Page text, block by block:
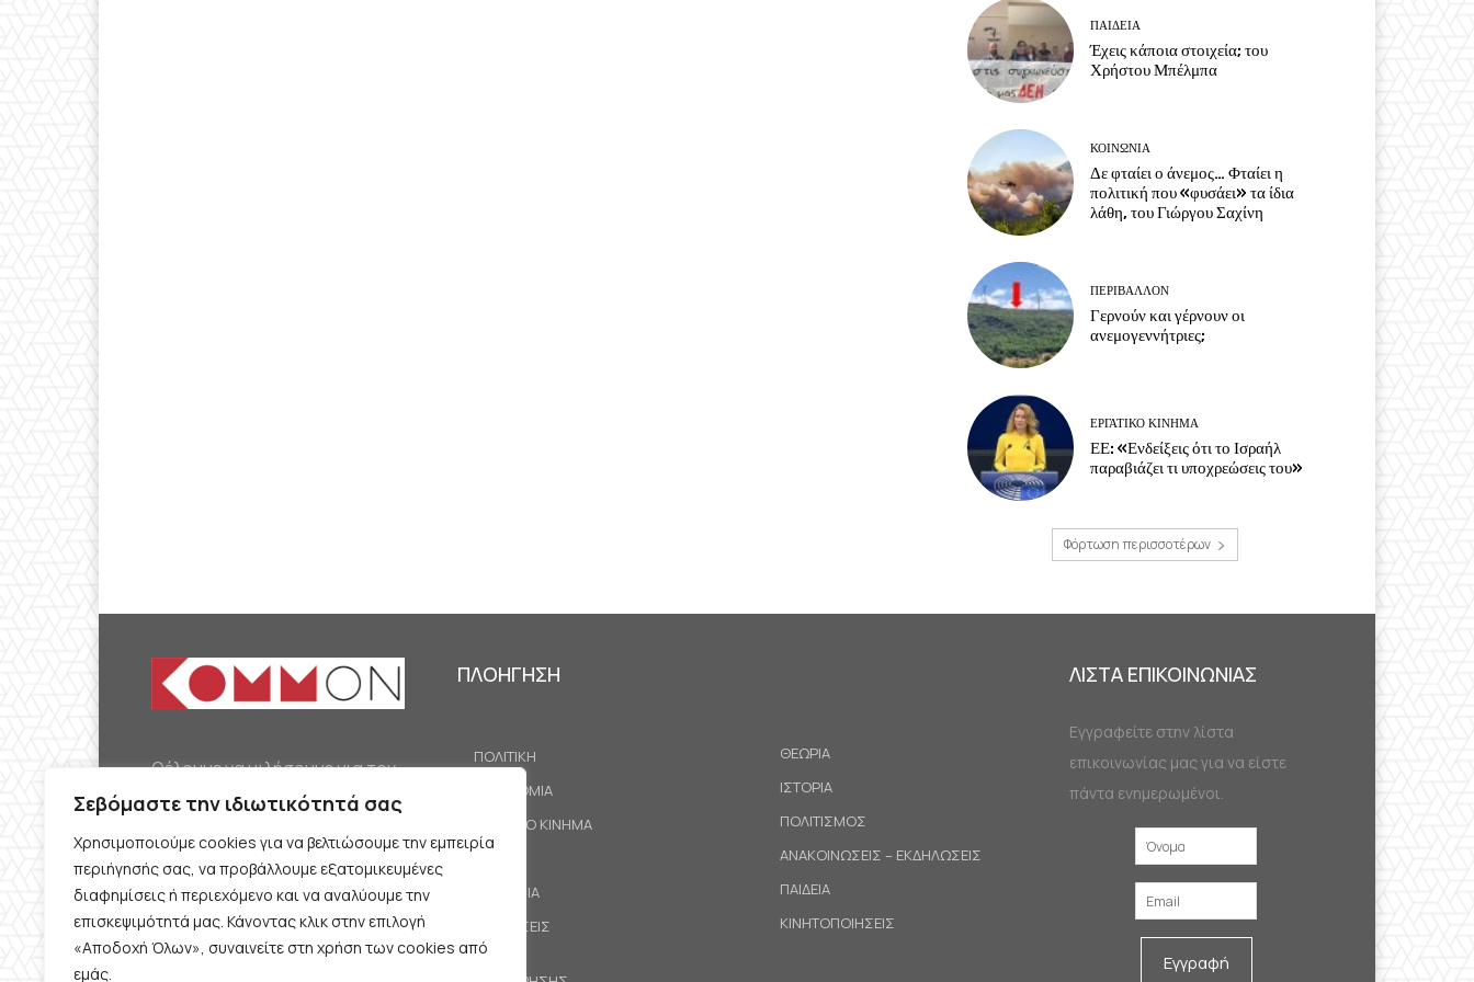
Σεβόμαστε την ιδιωτικότητά σας
Χρησιμοποιούμε cookies για να βελτιώσουμε την εμπειρία
περιήγησής σας, να προβάλλουμε εξατομικευμένες
διαφημίσεις ή περιεχόμενο και να αναλύουμε την
επισκεψιμότητά μας. Κάνοντας κλικ στην επιλογή
«Αποδοχή Όλων», συναινείτε στη χρήση των cookies από
εμάς.
ΠΑΙΔΕΙΑ
Έχεις κάποια στοιχεία; του
Χρήστου Μπέλμπα
ΚΟΙΝΩΝΙΑ
Δε φταίει ο άνεμος… Φταίει η
πολιτική που «φυσάει» τα ίδια
λάθη, του Γιώργου Σαχίνη
ΠΕΡΙΒΆΛΛΟΝ
Γερνούν και γέρνουν οι
ανεμογεννήτριες;
ΕΡΓΑΤΙΚΟ ΚΙΝΗΜΑ
ΕΕ: «Ενδείξεις ότι το Ισραήλ
παραβιάζει τι υποχρεώσεις του»
Φόρτωση περισσοτέρων
Θέλουμε να μιλήσουμε για τον
κομμουνισμό της εποχής μας,
την αναγκαία αλλά όχι
δεδομένη προοπτική.
Θέλουμε να μιλήσουμε
ταυτόχρονα για την
καθημερινή επιβίωση και τον
ΠΛΟΗΓΗΣΗ
ΠΟΛΙΤΙΚΗ
ΟΙΚΟΝΟΜΙΑ
ΕΡΓΑΤΙΚΟ ΚΙΝΗΜΑ
ΚΟΙΝΩΝΙΑ
ΠΡΟΤΑΣΕΙΣ
ΘΕΩΡΙΑ
ΙΣΤΟΡΙΑ
ΠΟΛΙΤΙΣΜΟΣ
ΑΝΑΚΟΙΝΩΣΕΙΣ – ΕΚΔΗΛΩΣΕΙΣ
ΠΑΙΔΕΙΑ
ΚΙΝΗΤΟΠΟΙΗΣΕΙΣ
ΛΙΣΤΑ ΕΠΙΚΟΙΝΩΝΙΑΣ
Εγγραφείτε στην λίστα
επικοινωνίας μας για να είστε
πάντα ενημερωμένοι.
Εγγραφή